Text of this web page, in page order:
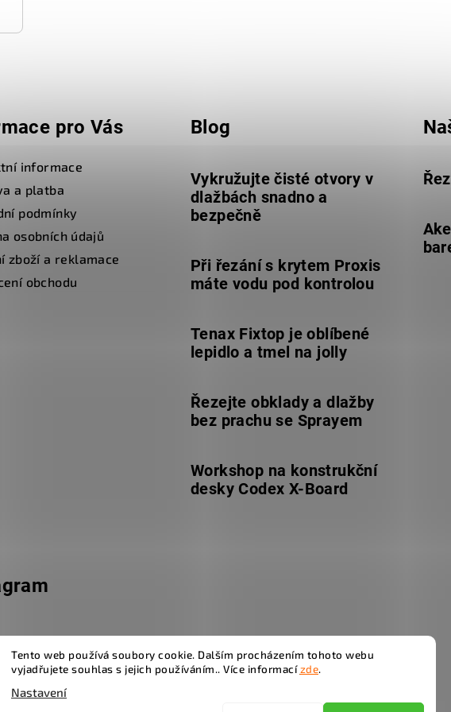
Tento web používá soubory cookie. Dalším procházením tohoto webu
vyjadřujete souhlas s jejich používáním.. Více informacízde.
Nastavení
pro Vás
informace
a platba
podmínky
osobních údajů
zboží a reklamace
obchodu
Blog
Vykružujte čisté otvory v
dlažbách snadno a
bezpečně
Při řezání s krytem Proxis
máte vodu pod kontrolou
Tenax Fixtop je oblíbené
lepidlo a tmel na jolly
Řezejte obklady a dlažby
bez prachu se Sprayem
Workshop na konstrukční
desky Codex X-Board